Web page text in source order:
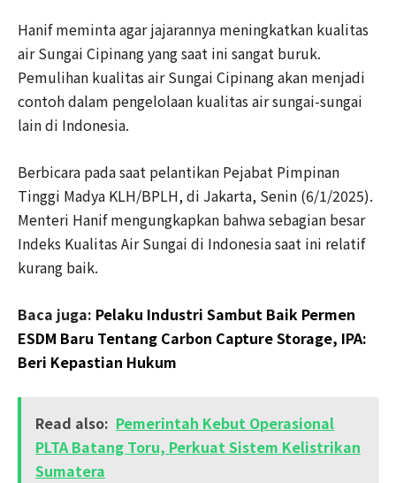
Hanif meminta agar jajarannya meningkatkan kualitas
air Sungai Cipinang yang saat ini sangat buruk.
Pemulihan kualitas air Sungai Cipinang akan menjadi
contoh dalam pengelolaan kualitas air sungai-sungai
lain di Indonesia.
Berbicara pada saat pelantikan Pejabat Pimpinan
Tinggi Madya KLH/BPLH, di Jakarta, Senin (6/1/2025).
Menteri Hanif mengungkapkan bahwa sebagian besar
Indeks Kualitas Air Sungai di Indonesia saat ini relatif
kurang baik.
Baca juga: Pelaku Industri Sambut Baik Permen
ESDM Baru Tentang Carbon Capture Storage, IPA:
Beri Kepastian Hukum
Read also: Pemerintah Kebut Operasional
PLTA Batang Toru, Perkuat Sistem Kelistrikan
Sumatera